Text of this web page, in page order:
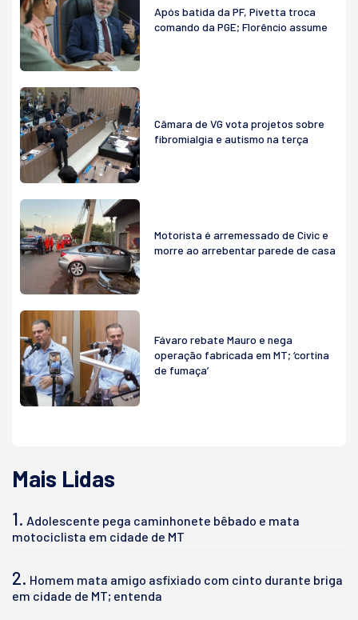
Após batida da PF, Pivetta troca
comando da PGE; Florêncio assume
Câmara de VG vota projetos sobre
fibromialgia e autismo na terça
Motorista é arremessado de Civic e
morre ao arrebentar parede de casa
Fávaro rebate Mauro e nega
operação fabricada em MT; ‘cortina
de fumaça’
Mais Lidas
1. Adolescente pega caminhonete bêbado e mata
motociclista em cidade de MT
2. Homem mata amigo asfixiado com cinto durante briga
em cidade de MT; entenda